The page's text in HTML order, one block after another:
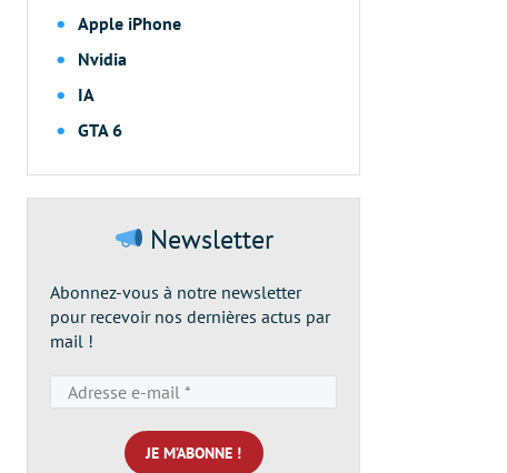
Apple iPhone
Nvidia
IA
GTA 6
Newsletter
Abonnez-vous à notre newsletter
pour recevoir nos dernières actus par
mail !
e-
mail
*